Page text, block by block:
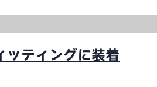
ティングに装着